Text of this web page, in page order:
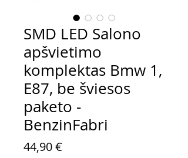
SMD LED Salono
apšvietimo
komplektas Bmw 1,
E87, be šviesos
paketo -
BenzinFabri
44,90 €